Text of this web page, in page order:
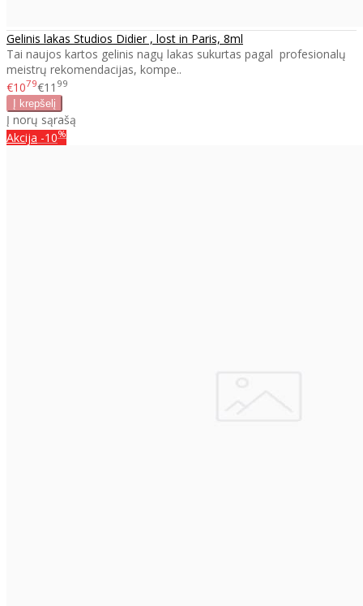
Gelinis lakas Studios Didier , lost in Paris, 8ml
Tai naujos kartos gelinis nagų lakas sukurtas pagal profesionalų
meistrų rekomendacijas, kompe..
€1079€11 99
Į norų sąrašą
Akcija -10%